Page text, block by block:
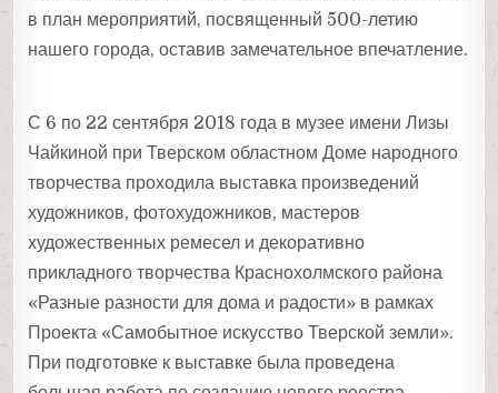
в план мероприятий, посвященный 500-летию
нашего города, оставив замечательное впечатление.
С 6 по 22 сентября 2018 года в музее имени Лизы
Чайкиной при Тверском областном Доме народного
творчества проходила выставка произведений
художников, фотохудожников, мастеров
художественных ремесел и декоративно
прикладного творчества Краснохолмского района
«Разные разности для дома и радости» в рамках
Проекта «Самобытное искусство Тверской земли».
При подготовке к выставке была проведена